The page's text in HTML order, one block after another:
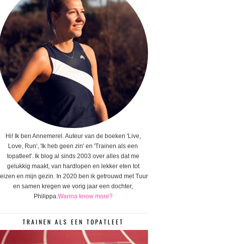
Hi! Ik ben Annemerel. Auteur van de boeken 'Live,
Love, Run', 'Ik heb geen zin' en 'Trainen als een
topatleet'. Ik blog al sinds 2003 over alles dat me
gelukkig maakt, van hardlopen en lekker eten tot
en mijn gezin. In 2020 ben ik getrouwd met Tuur
en samen kregen we vorig jaar een dochter,
Philippa.Wanna know more?
TRAINEN ALS EEN TOPATLEET